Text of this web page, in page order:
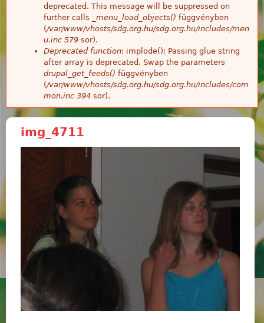
deprecated. This message will be suppressed on
further calls
_menu_load_objects() függvényben
(/var/www/vhosts/sdg.org.hu/sdg.org.hu/includes/men
u.inc 579 sor).
Deprecated function: implode(): Passing glue string
after array is deprecated. Swap the parameters
drupal_get_feeds() függvényben
(/var/www/vhosts/sdg.org.hu/sdg.org.hu/includes/com
mon.inc 394 sor).
img_4711